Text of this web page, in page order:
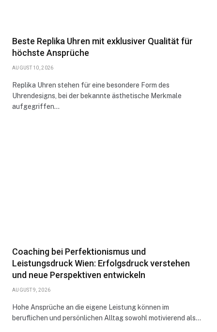
Beste Replika Uhren mit exklusiver Qualität für
höchste Ansprüche
AUGUST 10, 2026
Replika Uhren stehen für eine besondere Form des
Uhrendesigns, bei der bekannte ästhetische Merkmale
aufgegriffen…
Coaching bei Perfektionismus und
Leistungsdruck Wien: Erfolgsdruck verstehen
und neue Perspektiven entwickeln
AUGUST 9, 2026
Hohe Ansprüche an die eigene Leistung können im
beruflichen und persönlichen Alltag sowohl motivierend als…